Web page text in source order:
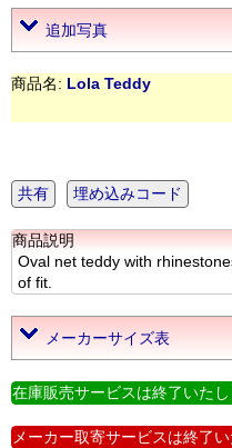
追加写真
商品名: Lola Teddy
共有 埋め込みコード
商品説明
Oval net teddy with
of fit.
メーカーサイズ表
在庫販売サービスは終了いたし
メーカー取寄サービスは終了